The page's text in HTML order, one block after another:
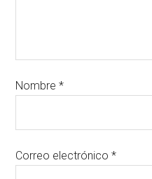
Nombre*
Correo electrónico*